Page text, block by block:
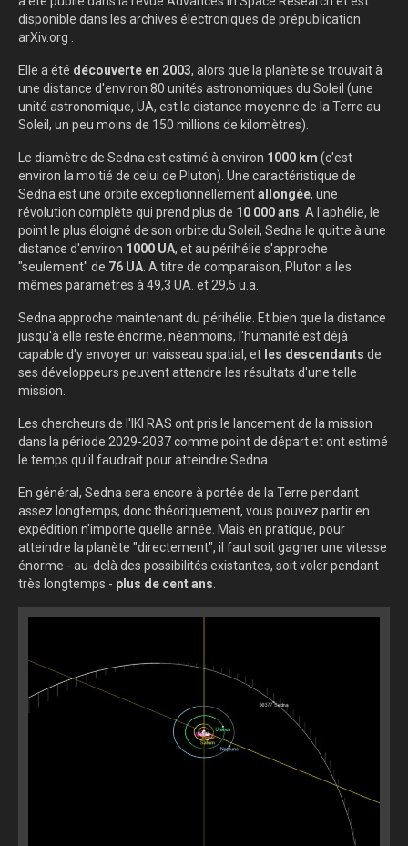
disponible dans les archives électroniques de prépublication
arXiv.org .
Elle a été découverte en 2003, alors que la planète se trouvait à
une distance d'environ 80 unités astronomiques du Soleil (une
unité astronomique, UA, est la distance moyenne de la Terre au
Soleil, un peu moins de 150 millions de kilomètres).
Le diamètre de Sedna est estimé à environ 1000 km (c'est
environ la moitié de celui de Pluton). Une caractéristique de
Sedna est une orbite exceptionnellementallongée, une
révolution complète qui prend plus de 10 000 ans . A l'aphélie, le
point le plus éloigné de son orbite du Soleil, Sedna le quitte à une
distance d'environ 1000 UA, et au périhélie s'approche
"seulement" de 76 UA . A titre de comparaison, Pluton a les
mêmes paramètres à 49,3 UA. et 29,5 u.a.
Sedna approche maintenant du périhélie. Et bien que la distance
jusqu'à elle reste énorme, néanmoins, l'humanité est déjà
capable d'y envoyer un vaisseau spatial, et les descendants de
ses développeurs peuvent attendre les résultats d'une telle
mission.
Les chercheurs de l'IKI RAS ont pris le lancement de la mission
dans la période 2029-2037 comme point de départ et ont estimé
le temps qu'il faudrait pour atteindre Sedna.
En général, Sedna sera encore à portée de la Terre pendant
assez longtemps, donc théoriquement, vous pouvez partir en
expédition n'importe quelle année. Mais en pratique, pour
atteindre la planète "directement", il faut soit gagner une vitesse
énorme - au-delà des possibilités existantes, soit voler pendant
très longtemps - plus de cent ans